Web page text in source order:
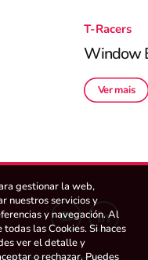
T-Racers
Window
Ver mais
gestionar la web,
nuestros servicios y
y navegación. Al
las Cookies. Si haces
ver el detalle y
o rechazar. Puedes